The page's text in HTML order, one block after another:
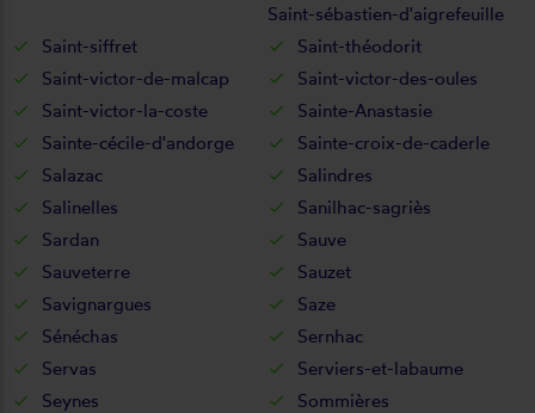
Saint-sébastien-d'aigrefeuille
Saint-siffret
Saint-théodorit
Saint-victor-de-malcap
Saint-victor-des-oules
Saint-victor-la-coste
Sainte-Anastasie
Sainte-cécile-d'andorge
Sainte-croix-de-caderle
Salazac
Salindres
Salinelles
Sanilhac-sagriès
Sardan
Sauve
Sauveterre
Sauzet
Savignargues
Saze
Sénéchas
Sernhac
Servas
Serviers-et-labaume
Seynes
Sommières